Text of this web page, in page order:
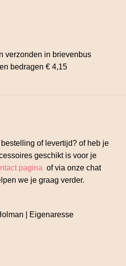
verzonden in brievenbus
bedragen € 4,15
of levertijd? of heb je
geschikt is voor je
pagina of via onze chat
we je graag verder.
| Eigenaresse